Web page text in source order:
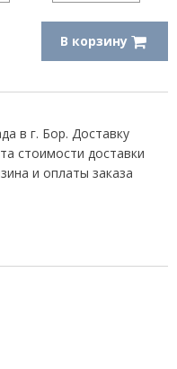
В корзину
в г. Бор. Доставку
стоимости доставки
и оплаты заказа